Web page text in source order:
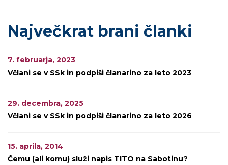
Največkrat brani članki
7. februarja, 2023
Včlani se v SSk in podpiši članarino za leto 2023
29. decembra, 2025
Včlani se v SSk in podpiši članarino za leto 2026
15. aprila, 2014
Čemu (ali komu) služi napis TITO na Sabotinu?